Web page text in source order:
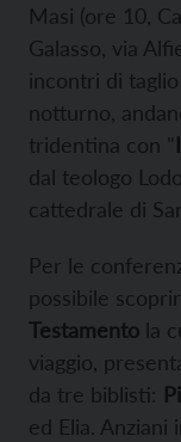
Masi (ore 10,
Galasso, via
incontri di
notturno,
tridentina con "
dal teologo
cattedrale di
Per le
possibile
Testamento la
viaggio,
da tre biblisti:
ed Elia. Anziani